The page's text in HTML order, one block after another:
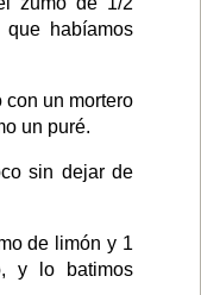
habíamos
con un mortero
un puré.
sin dejar de
de limón y 1
y lo batimos